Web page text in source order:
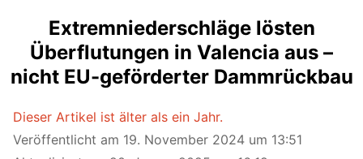
Extremniederschläge lösten
Überflutungen in Valencia aus –
nicht EU-geförderter Dammrückbau
Dieser Artikel ist älter als ein Jahr.
Veröffentlicht am 19. November 2024 um 13:51